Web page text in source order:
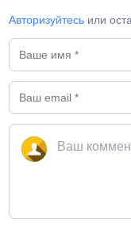
Авторизуйтесь или